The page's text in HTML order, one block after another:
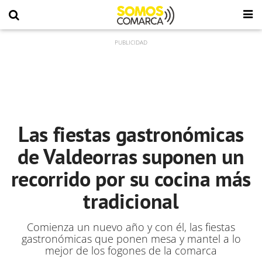
Las fiestas gastronómicas
de Valdeorras suponen un
recorrido por su cocina más
tradicional
Comienza un nuevo año y con él, las fiestas
gastronómicas que ponen mesa y mantel a lo
mejor de los fogones de la comarca